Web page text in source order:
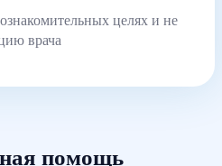
целях и не
врача
помощь